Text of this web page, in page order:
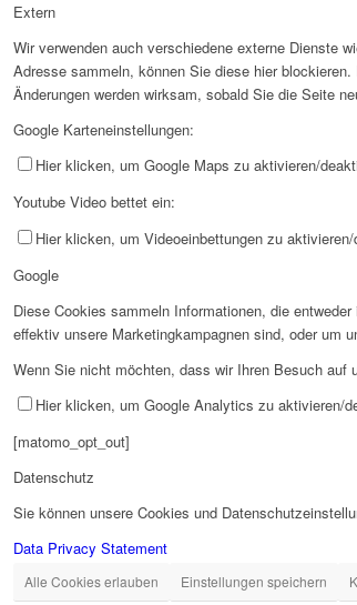
Extern
Wir verwenden auch verschiedene externe Dienste
Adresse sammeln, können Sie diese hier
Änderungen werden wirksam, sobald Sie die Seite
Google Karteneinstellungen:
Hier klicken, um Google Maps zu aktivieren/
Youtube Video bettet ein:
Hier klicken, um Videoeinbettungen zu
Google
Diese Cookies sammeln Informationen, die
effektiv unsere Marketingkampagnen sind, oder um
Wenn Sie nicht möchten, dass wir Ihren Besuch auf
Hier klicken, um Google Analytics zu aktivieren/
[matomo_opt_out]
Datenschutz
Sie können unsere Cookies und
Data Privacy Statement
Alle Cookies erlauben Einstellungen speichern